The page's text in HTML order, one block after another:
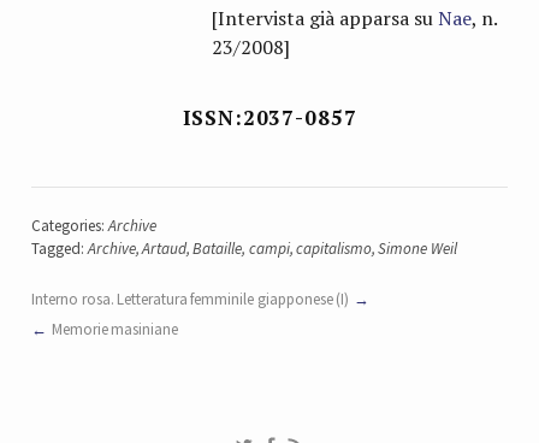
[Intervista già apparsa suNae, n.
23/2008]
ISSN:2037-0857
Categories:Archive
Tagged:Archive,Artaud,Bataille, campi,capitalismo,Simone Weil
Interno rosa. Letteratura femminile giapponese (I)
Memorie masiniane